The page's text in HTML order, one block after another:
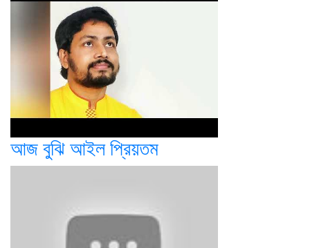
আজ বুঝি আইল প্রিয়তম